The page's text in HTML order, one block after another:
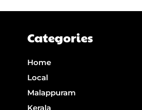
Categories
Home
Local
Malappuram
Kerala